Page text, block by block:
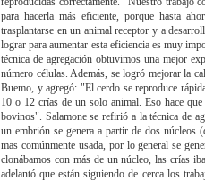
para hacerla más eficiente, porque hasta
trasplantarse en un animal receptor y a
lograr para aumentar esta eficiencia es muy
técnica de agregación obtuvimos una mejor
número células. Además, se logró mejorar la
Buemo, y agregó: "El cerdo se reproduce
10 o 12 crías de un solo animal. Eso hace
bovinos". Salamone se refirió a la técnica de
un embrión se genera a partir de dos núcleos
mas comúnmente usada, por lo general se
clonábamos con más de un núcleo, las crías
adelantó que están siguiendo de cerca los